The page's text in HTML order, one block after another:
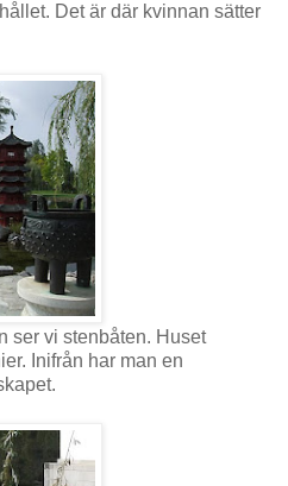
Det är där kvinnan sätter
ser vi stenbåten. Huset
Inifrån har man en